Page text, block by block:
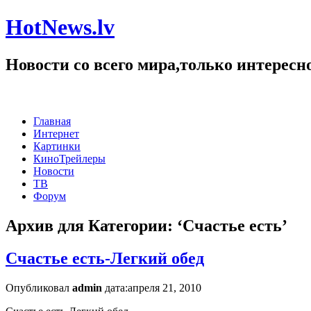
HotNews.lv
Новости со всего мира,только
Главная
Интернет
Картинки
КиноТрейлеры
Новости
ТВ
Форум
Архив для Категории: ‘Счастье есть’
Счастье есть-Легкий обед
Опубликовал admin дата:апреля 21, 2010